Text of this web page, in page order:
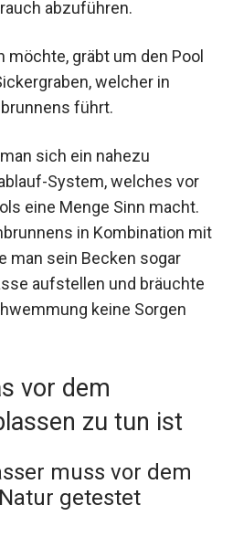
abzuführen.
gräbt um den Pool
welcher in
führt.
sich ein nahezu
System, welches vor
eine Menge Sinn macht.
in Kombination mit
man sein Becken sogar
aufstellen und bräuchte
keine Sorgen
vor dem
zu tun ist
muss vor dem
getestet